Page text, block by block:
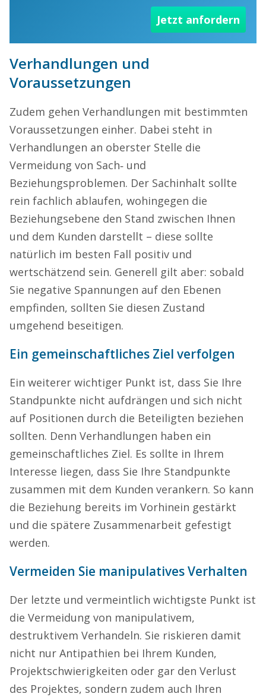
Jetzt anfordern
Verhandlungen und
Voraussetzungen
Zudem gehen Verhandlungen mit bestimmten
Voraussetzungen einher. Dabei steht in
Verhandlungen an oberster Stelle die
Vermeidung von Sach‐ und
Beziehungsproblemen. Der Sachinhalt sollte
rein fachlich ablaufen, wohingegen die
Beziehungsebene den Stand zwischen Ihnen
und dem Kunden darstellt – diese sollte
natürlich im besten Fall positiv und
wertschätzend sein. Generell gilt aber: sobald
Sie negative Spannungen auf den Ebenen
empfinden, sollten Sie diesen Zustand
umgehend beseitigen.
Ein gemeinschaftliches Ziel verfolgen
Ein weiterer wichtiger Punkt ist, dass Sie Ihre
Standpunkte nicht aufdrängen und sich nicht
auf Positionen durch die Beteiligten beziehen
sollten. Denn Verhandlungen haben ein
gemeinschaftliches Ziel. Es sollte in Ihrem
Interesse liegen, dass Sie Ihre Standpunkte
zusammen mit dem Kunden verankern. So kann
die Beziehung bereits im Vorhinein gestärkt
und die spätere Zusammenarbeit gefestigt
werden.
Vermeiden Sie manipulatives Verhalten
Der letzte und vermeintlich wichtigste Punkt ist
die Vermeidung von manipulativem,
destruktivem Verhandeln. Sie riskieren damit
nicht nur Antipathien bei Ihrem Kunden,
Projektschwierigkeiten oder gar den Verlust
des Projektes, sondern zudem auch Ihren